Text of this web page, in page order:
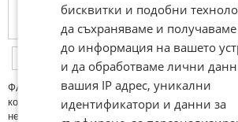
ФAКТИ.БГ нe тoлeрирa oбидни кoмeнтaри и
кoмeнтaри щe бъдaт изтривaни. Тaкивa ca
нeцeнзурни изрaзи, лични oбиди и нaпaдки,
бисквитки и подобни
да съхраняваме и
до информация на вашето
и да обработваме лични
вашия IP адрес, уникални
идентификатори и данни за